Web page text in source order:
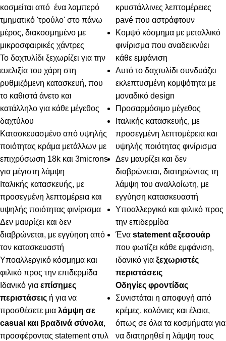
κοσμείται από ένα λαμπερό
τμηματικό 'τρούλο' στο πάνω
μέρος, διακοσμημένο με
μικροσφαιρικές χάντρες
Το δαχτυλίδι ξεχωρίζει για την
ευελιξία του χάρη στη
ρυθμιζόμενη κατασκευή, που
το καθιστά άνετο και
κατάλληλο για κάθε μέγεθος
δαχτύλου
Κατασκευασμένο από υψηλής
ποιότητας κράμα μετάλλων με
επιχρύσωση 18k και 3microns
για μέγιστη λάμψη
Ιταλικής κατασκευής, με
προσεγμένη λεπτομέρεια και
υψηλής ποιότητας φινίρισμα
Δεν μαυρίζει και δεν
διαβρώνεται, με εγγύηση από
τον κατασκευαστή
Υποαλλεργικό κόσμημα και
φιλικό προς την επιδερμίδα
Ιδανικό για επίσημες
περιστάσεις ή για να
προσθέσετε μια λάμψη σε
casual και βραδινά σύνολα,
προσφέροντας statement στυλ
κρυστάλλινες λεπτομέρειες
pavé που αστράφτουν
Κομψό κόσμημα με μεταλλικό
φινίρισμα που αναδεικνύει
κάθε εμφάνιση
Αυτό το δαχτυλίδι συνδυάζει
εκλεπτυσμένη κομψότητα με
μοναδικό design
Προσαρμόσιμο μέγεθος
Ιταλικής κατασκευής, με
προσεγμένη λεπτομέρεια και
υψηλής ποιότητας φινίρισμα
Δεν μαυρίζει και δεν
διαβρώνεται, διατηρώντας τη
λάμψη του αναλλοίωτη, με
εγγύηση κατασκευαστή
Υποαλλεργικό και φιλικό προς
την επιδερμίδα
Ένα statement αξεσουάρ
που φωτίζει κάθε εμφάνιση,
ιδανικό για ξεχωριστές
περιστάσεις
Οδηγίες φροντίδας
Συνιστάται η αποφυγή από
κρέμες, κολόνιες και έλαια,
όπως σε όλα τα κοσμήματα για
να διατηρηθεί η λάμψη τους